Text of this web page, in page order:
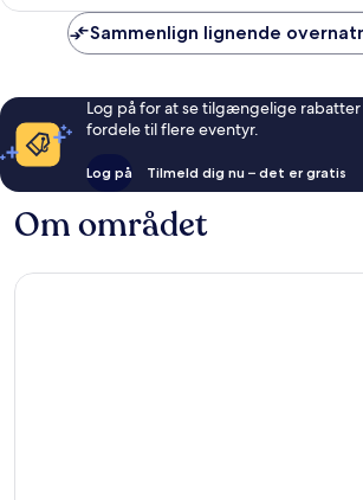
anmeldelser
Sammenlign lignende
Log på for at se tilgængelige
fordele til flere eventyr.
Log på Tilmeld dig nu – det er gratis
Om området